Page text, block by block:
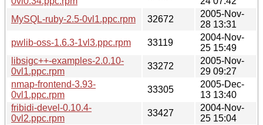
MySQL-ruby-2.5-0vl1.ppc.rpm
32672
2005-Nov-
28 13:31
pwlib-oss-1.6.3-1vl3.ppc.rpm
33119
2004-Nov-
25 15:49
libsigc++-examples-2.0.10-
0vl1.ppc.rpm
33272
2005-Nov-
29 09:27
nmap-frontend-3.93-
0vl1.ppc.rpm
33305
2005-Dec-
13 13:40
fribidi-devel-0.10.4-
0vl2.ppc.rpm
33427
2004-Nov-
25 15:04